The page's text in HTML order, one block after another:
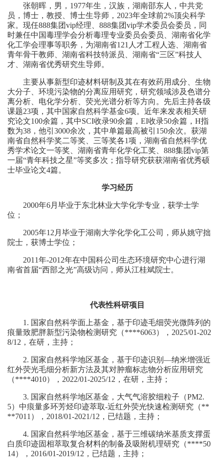
张朝晖，男， 1977年生，汉族，湖南邵东人，中共党
员，博士，教授、博士生导师， 2023年全球前2%顶尖科学
家。现任888集团vip经理、888集团vip学术委员会委员，同
时兼任中国毒理学会分析毒理专业委员会委员、湖南省化学
化工学会理事等职务，为湖南省121 人才工程人选、湖南省
青年骨干教师、湖南省科技特派员、湖南省“三区”科技人
才、湖南省优秀研究生导师。
主要从事新型印迹材料研制及其在有效药用成分、生物
大分子、环境污染物的分离应用研究，研究领域涉及色谱分
离分析、电化学分析、荧光光谱分析等方向。先后主持各级
课题23项，其中国家自然科学基金6项。近年来发表相关研
究论文100余篇，其中SCI收录90余篇， EI收录50余篇， H指
数为38 ，他引 3000余次，其中单篇最高被引 150余次。获湖
南省自然科学奖二等奖、三等奖各1项，湖南省自然科学优
秀学术论文一等奖、湖南省青年化学化工奖、888集团vip第
一届“青年科技之星”等奖多次；指导研究获获湖南省优秀硕
士毕业论文4篇。
学习经历
2000年6月毕业于东北林业大学化学专业，获学士学
位；
2005年12 月毕业于湖南大学化学化工公司， 师从姚守拙
院士， 获博士学位 ；
2011年-2012年在中国科公司生态环境研究中心进行湖
南省首届“西部之光”高级访问，师从江桂斌院士。
代表性科研项目
1. 国家自然科学面上基金，基于印迹毛细荧光微阵列的
痕量致肥胖新型污染物检测研究（****6063）， 2025/01-202
8/12 ，在研，主持；
2. 国家自然科学地区基金，基于印迹识别—纳米增强近
红外荧光毛细分析新方法及其对肿瘤标志物分析应用研究
（****4010）， 2022/01-2025/12 ，在研，主持；
3. 国家自然科学地区基金，大气气溶胶细粒子（PM2.
5）中痕量多环芳烃印迹萃取-近红外荧光快速检测研究（**
**7011 ）， 2018/01-2021/12 ，已结题，主持；
4. 国家自然科学地区基金，基于三维碳纳米基质支撑蛋
白质印迹固相萃取复合材料的制备及吸附机理研究（****50
14）， 2016/01-2019/12 ，已结题，主持；